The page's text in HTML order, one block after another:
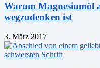
Warum Magnesiumöl
wegzudenken ist
3. März 2017